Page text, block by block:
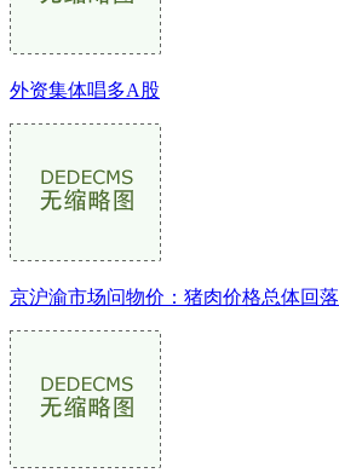
外资集体唱多A股
京沪渝市场问物价：猪肉价格总体回落